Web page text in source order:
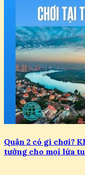
Quận 2 có gì chơi?
tưởng cho mọi lứa